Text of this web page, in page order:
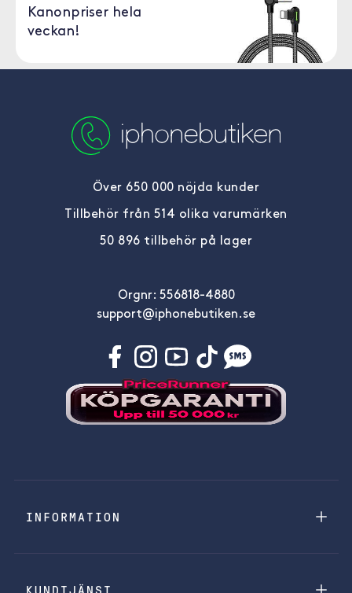
Kanonpriser hela
veckan!
Över 650 000 nöjda kunder
Tillbehör från 514 olika varumärken
50 896 tillbehör på lager
Orgnr: 556818-4880
support@iphonebutiken.se
INFORMATION